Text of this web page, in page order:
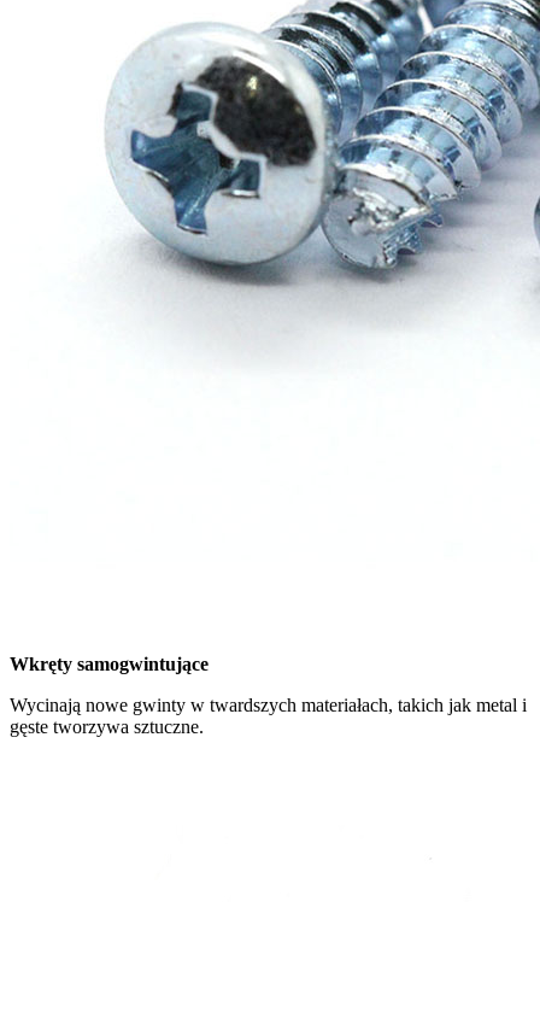
Wkręty samogwintujące
Wycinają nowe gwinty w twardszych materiałach, takich jak metal i
gęste tworzywa sztuczne.